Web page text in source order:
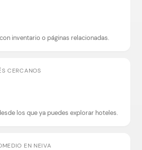
inventario o páginas relacionadas.
CERCANOS
los que ya puedes explorar hoteles.
EN NEIVA